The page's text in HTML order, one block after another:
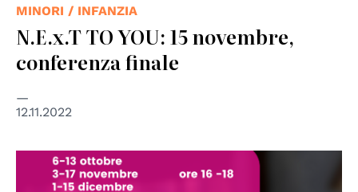
MINORI / INFANZIA
N.E.x.T TO YOU: 15 novembre,
conferenza finale
12.11.2022